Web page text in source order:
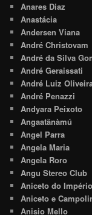
Anares Diaz
Anastácia
Andersen Viana
André Christovam
André da Silva
André Geraissati
André Luiz
André Penazzi
Andyara Peixoto
Angaatãnàmú
Angel Parra
Angela Maria
Angela Roro
Angu Stereo Club
Aniceto do Império
Aniceto e
Anisio Mello